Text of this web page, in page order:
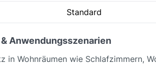
Standard
Anwendungsszenarien
in Wohnräumen wie Schlafzimmern,